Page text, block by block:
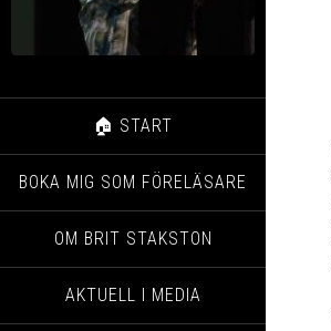
🏠 START
BOKA MIG SOM FÖRELÄSARE
OM BRIT STAKSTON
AKTUELL I MEDIA